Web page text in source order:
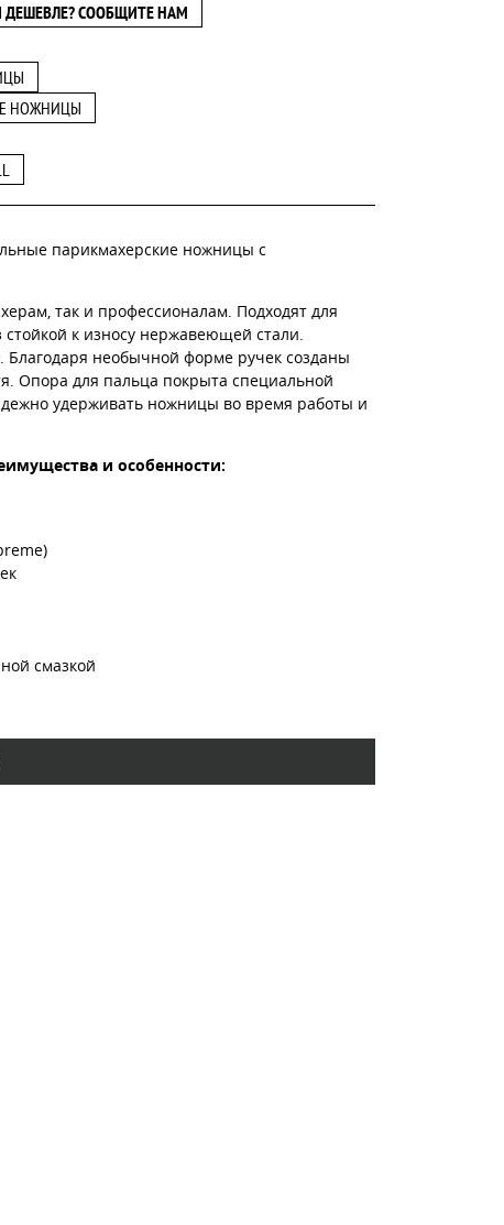
СООБЩИТЕ НАМ
НОЖНИЦЫ
парикмахерские ножницы с
так и профессионалам. Подходят для
к износу нержавеющей стали.
необычной форме ручек созданы
Опора для пальца покрыта специальной
удерживать ножницы во время работы и
и особенности:
смазкой